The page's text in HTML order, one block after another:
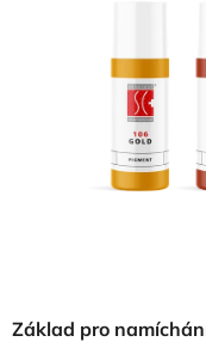
Základ pro